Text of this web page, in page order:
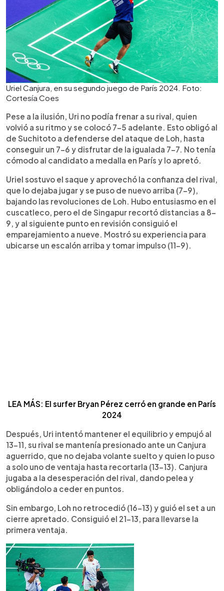
Uriel Canjura, en su segundo juego de París 2024. Foto:
Cortesía Coes
Pese a la ilusión, Uri no podía frenar a su rival, quien
volvió a su ritmo y se colocó 7-5 adelante. Esto obligó al
de Suchitoto a defenderse del ataque de Loh, hasta
conseguir un 7-6 y disfrutar de la igualada 7-7. No tenía
cómodo al candidato a medalla en París y lo apretó.
Uriel sostuvo el saque y aprovechó la confianza del rival,
que lo dejaba jugar y se puso de nuevo arriba (7-9),
bajando las revoluciones de Loh. Hubo entusiasmo en el
cuscatleco, pero el de Singapur recortó distancias a 8-
9, y al siguiente punto en revisión consiguió el
emparejamiento a nueve. Mostró su experiencia para
ubicarse un escalón arriba y tomar impulso (11-9).
LEA MÁS: El surfer Bryan Pérez cerró en grande en París
2024
Después, Uri intentó mantener el equilibrio y empujó al
13-11, su rival se mantenía presionado ante un Canjura
aguerrido, que no dejaba volante suelto y quien lo puso
a solo uno de ventaja hasta recortarla (13-13). Canjura
jugaba a la desesperación del rival, dando pelea y
obligándolo a ceder en puntos.
Sin embargo, Loh no retrocedió (16-13) y guió el set a un
cierre apretado. Consiguió el 21-13, para llevarse la
primera ventaja.